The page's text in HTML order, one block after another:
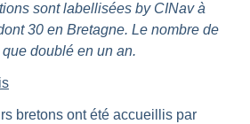
sont labellisées by CINav à
30 en Bretagne. Le nombre de
doublé en un an.
bretons ont été accueillis par